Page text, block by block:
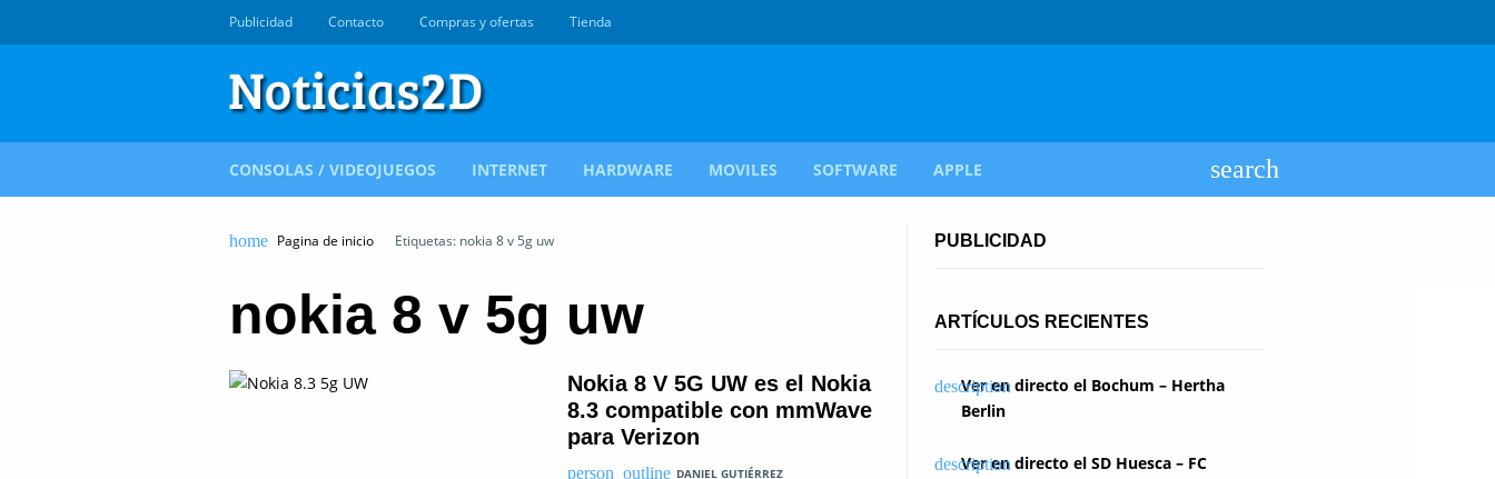
Publicidad Contacto Compras y ofertas Tienda
CONSOLAS / VIDEOJUEGOS INTERNET HARDWARE MOVILES SOFTWARE APPLE
Pagina de inicio Etiquetas: nokia 8 v 5g uw
nokia 8 v 5g uw
Nokia 8 V 5G UW es el Nokia
8.3 compatible con mmWave
para Verizon
DANIEL GUTIÉRREZ
PUBLICIDAD
ARTÍCULOS RECIENTES
Ver en directo el Bochum – Hertha
Berlin
Ver en directo el SD Huesca – FC